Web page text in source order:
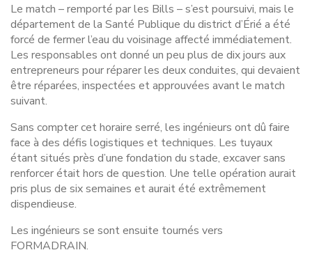
Le match – remporté par les Bills – s’est poursuivi, mais le
département de la Santé Publique du district d’Érié a été
forcé de fermer l’eau du voisinage affecté immédiatement.
Les responsables ont donné un peu plus de dix jours aux
entrepreneurs pour réparer les deux conduites, qui devaient
être réparées, inspectées et approuvées avant le match
suivant.
Sans compter cet horaire serré, les ingénieurs ont dû faire
face à des défis logistiques et techniques. Les tuyaux
étant situés près d’une fondation du stade, excaver sans
renforcer était hors de question. Une telle opération aurait
pris plus de six semaines et aurait été extrêmement
dispendieuse.
Les ingénieurs se sont ensuite tournés vers
FORMADRAIN.